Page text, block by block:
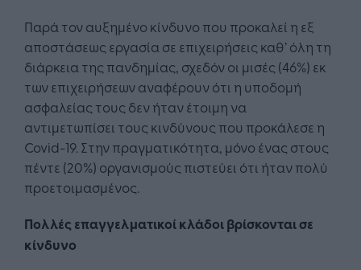
Παρά τον αυξημένο κίνδυνο που προκαλεί η εξ
αποστάσεως εργασία σε επιχειρήσεις καθ’ όλη τη
διάρκεια της πανδημίας, σχεδόν οι μισές (46%) εκ
των επιχειρήσεων αναφέρουν ότι η υποδομή
ασφαλείας τους δεν ήταν έτοιμη να
αντιμετωπίσει τους κινδύνους που προκάλεσε η
Covid-19. Στην πραγματικότητα, μόνο ένας στους
πέντε (20%) οργανισμούς πιστεύει ότι ήταν πολύ
προετοιμασμένος.
Πολλές επαγγελματικοί κλάδοι βρίσκονταισε
κίνδυνο